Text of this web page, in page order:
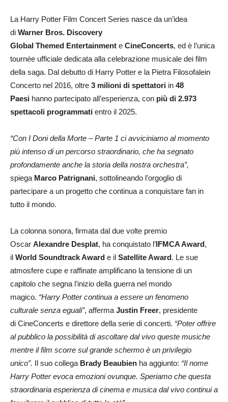
La Harry Potter Film Concert Series nasce da un’idea
di Warner Bros. Discovery
Global Themed Entertainment e CineConcerts, ed è l’unica
tournée ufficiale dedicata alla celebrazione musicale dei film
della saga. Dal debutto di Harry Potter e la Pietra Filosofalein
Concerto nel 2016, oltre 3 milioni di spettatori in 48
Paesi hanno partecipato all’esperienza, con più di 2.973
spettacoli programmati entro il 2025.
“Con I Doni della Morte – Parte 1 ci avviciniamo al momento
più intenso di un percorso straordinario, che ha segnato
profondamente anche la storia della nostra orchestra”,
spiega Marco Patrignani, sottolineando l’orgoglio di
partecipare a un progetto che continua a conquistare fan in
tutto il mondo.
La colonna sonora, firmata dal due volte premio
Oscar Alexandre Desplat, ha conquistato l’IFMCA Award,
il World Soundtrack Award e il Satellite Award. Le sue
atmosfere cupe e raffinate amplificano la tensione di un
capitolo che segna l’inizio della guerra nel mondo
magico. “Harry Potter continua a essere un fenomeno
culturale senza eguali”, afferma Justin Freer, presidente
di CineConcerts e direttore della serie di concerti. “Poter offrire
al pubblico la possibilità di ascoltare dal vivo queste musiche
mentre il film scorre sul grande schermo è un privilegio
unico”. Il suo collega Brady Beaubien ha aggiunto: “Il nome
Harry Potter evoca emozioni ovunque. Speriamo che questa
straordinaria esperienza di cinema e musica dal vivo continui a